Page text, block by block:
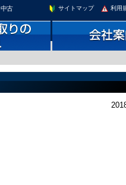
古
利用
サイトマップ